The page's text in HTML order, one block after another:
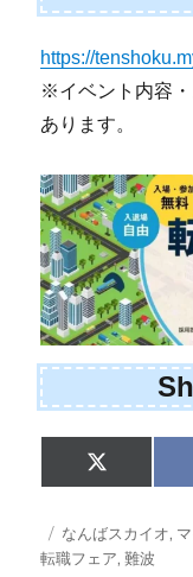
https://
※イベント内容
あります。
Share
on
X
(
w
i
t
投
稿
タ
グ
なんばスカイオ,
転職フェア,難波